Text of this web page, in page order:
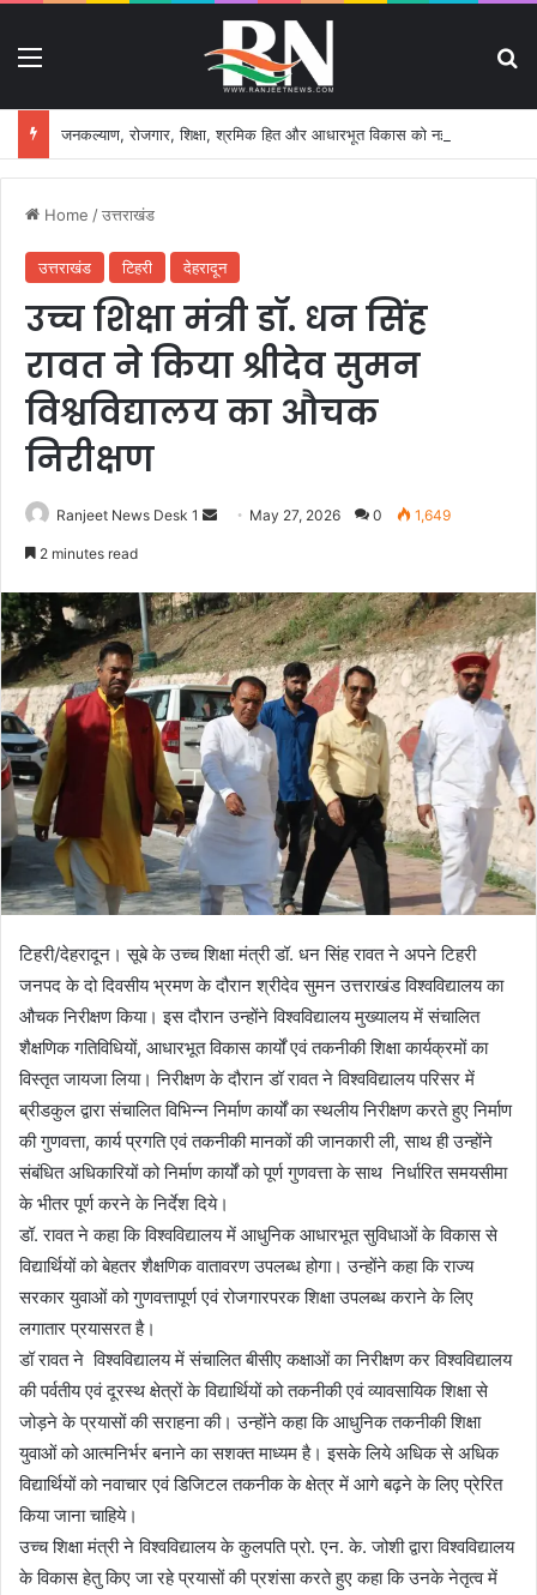
Home /उत्तराखंड
उत्तराखंड टिहरी देहरादून
उच्च शिक्षा मंत्री डॉ. धन सिंह
रावत ने किया श्रीदेव सुमन
विश्वविद्यालय का औचक
निरीक्षण
Ranjeet News Desk 1
d
a
n
e
m
a
May 27, 2026 0 1,649
2 minutes read
टिहरी/देहरादून। सूबे के उच्च शिक्षा मंत्री डॉ. धन सिंह रावत ने अपने टिहरी
जनपद के दो दिवसीय भ्रमण के दौरान श्रीदेव सुमन उत्तराखंड विश्वविद्यालय का
औचक निरीक्षण किया। इस दौरान उन्होंने विश्वविद्यालय मुख्यालय में संचालित
शैक्षणिक गतिविधियों, आधारभूत विकास कार्यों एवं तकनीकी शिक्षा कार्यक्रमों का
विस्तृत जायजा लिया। निरीक्षण के दौरान डॉ रावत ने विश्वविद्यालय परिसर में
ब्रीडकुल द्वारा संचालित विभिन्न निर्माण कार्यों का स्थलीय निरीक्षण करते हुए निर्माण
की गुणवत्ता, कार्य प्रगति एवं तकनीकी मानकों की जानकारी ली, साथ ही उन्होंने
संबंधित अधिकारियों को निर्माण कार्यों को पूर्ण गुणवत्ता के साथ निर्धारित समयसीमा
के भीतर पूर्ण करने के निर्देश दिये।
डॉ. रावत ने कहा कि विश्वविद्यालय में आधुनिक आधारभूत सुविधाओं के विकास से
विद्यार्थियों को बेहतर शैक्षणिक वातावरण उपलब्ध होगा। उन्होंने कहा कि राज्य
सरकार युवाओं को गुणवत्तापूर्ण एवं रोजगारपरक शिक्षा उपलब्ध कराने के लिए
लगातार प्रयासरत है।
डॉ रावत ने विश्वविद्यालय में संचालित बीसीए कक्षाओं का निरीक्षण कर विश्वविद्यालय
की पर्वतीय एवं दूरस्थ क्षेत्रों के विद्यार्थियों को तकनीकी एवं व्यावसायिक शिक्षा से
जोड़ने के प्रयासों की सराहना की। उन्होंने कहा कि आधुनिक तकनीकी शिक्षा
युवाओं को आत्मनिर्भर बनाने का सशक्त माध्यम है। इसके लिये अधिक से अधिक
विद्यार्थियों को नवाचार एवं डिजिटल तकनीक के क्षेत्र में आगे बढ़ने के लिए प्रेरित
किया जाना चाहिये।
उच्च शिक्षा मंत्री ने विश्वविद्यालय के कुलपति प्रो. एन. के. जोशी द्वारा विश्वविद्यालय
के विकास हेतु किए जा रहे प्रयासों की प्रशंसा करते हुए कहा कि उनके नेतृत्व में